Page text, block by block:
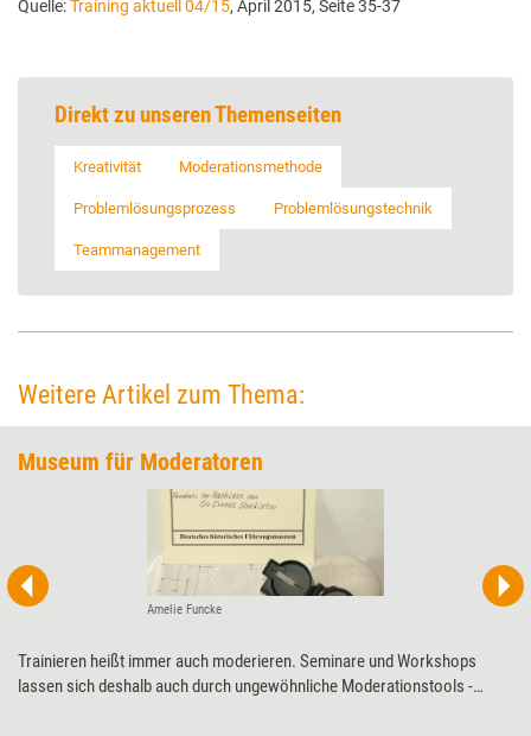
Quelle:Training aktuell 04/15, April 2015, Seite 35-37
Direkt zu unseren Themenseiten
Kreativität Moderationsmethode
Problemlösungsprozess Problemlösungstechnik
Teammanagement
Weitere Artikel zum Thema:
Museum für Moderatoren
Amelie Funcke
Trainieren heißt immer auch moderieren. Seminare und Workshops
lassen sich deshalb auch durch ungewöhnliche Moderationstools ­